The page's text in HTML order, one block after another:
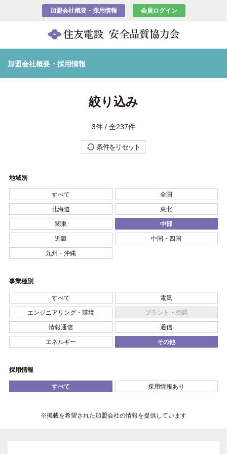
加盟会社概要・採用情報 会員ログイン
加盟会社概要・採用情報
絞り込み
3件 / 全237件
条件をリセット
地域別
すべて 全国
北海道 東北
関東 中部
近畿 中国・四国
九州・沖縄
事業種別
すべて 電気
エンジニアリング・環境 プラント・空調
情報通信 通信
エネルギー その他
採用情報
すべて 採用情報あり
※掲載を希望された加盟会社の情報を提供しています